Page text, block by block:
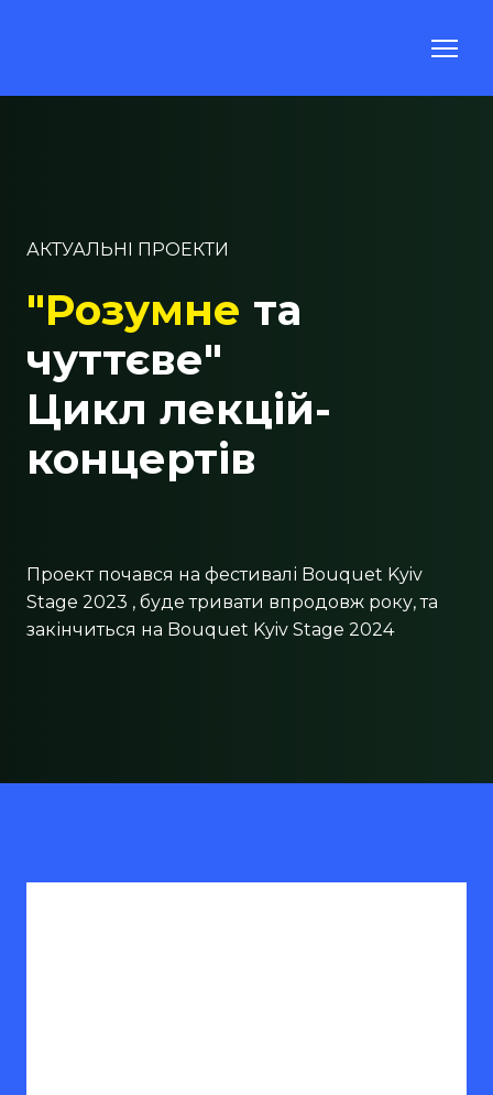
АКТУАЛЬНІ ПРОЕКТИ
"Розумне та
чуттєве"
Цикл лекцій-
концертів
Проект почався на фестивалі Bouquet Kyiv
Stage 2023 , буде тривати впродовж року, та
закінчиться на Bouquet Kyiv Stage 2024